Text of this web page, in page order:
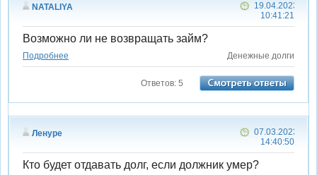
NATALIYA
19.04.2023
10:41:21
Возможно ли не возвращать займ?
Подробнее Денежные долги
Ответов: 5
Ленуре
07.03.2023
14:40:50
Кто будет отдавать долг, если должник умер?